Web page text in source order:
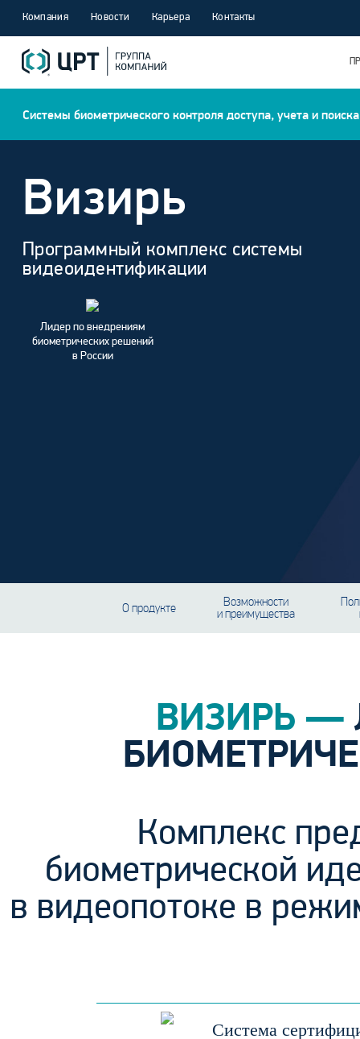
Компания Новости Карьера Контакты
Системы биометрического контроля доступа, учета и поиска
Визирь
Программный комплекс системы
видеоидентификации
Лидер по внедрениям
биометрических решений
в России
О продукте
Возможности
и преимущества
ВИЗИРЬ —
Комплекс
биометрической
в видеопотоке в
Система